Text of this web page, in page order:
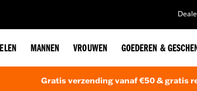
MANNEN VROUWEN GOEDEREN &
Gratis verzending vanaf €50 & gratis